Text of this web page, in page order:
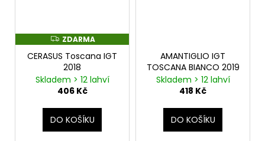
Z
D
A
M
A
ZDARMA
CERASUS Toscana IGT
2018
Skladem > 12 lahví
406 Kč
DO KOŠÍKU
AMANTIGLIO IGT
TOSCANA BIANCO 2019
Skladem > 12 lahví
418 Kč
DO KOŠÍKU